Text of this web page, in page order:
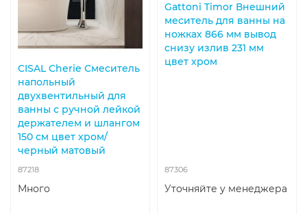
CISAL Cherie Смеситель
напольный
двухвентильный для
ванны с ручной лейкой
держателем и шлангом
150 см цвет хром/
черный матовый
87218
Много
Gattoni Timor Внешний
меситель для ванны на
ножках 866 мм вывод
снизу излив 231 мм
цвет хром
87306
Уточняйте у менеджера